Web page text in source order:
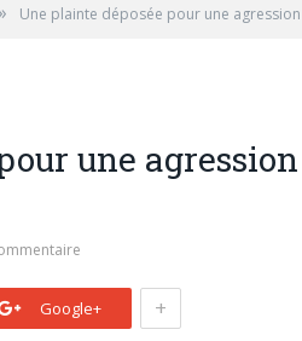
Une plainte déposée pour une
une
Google+ +